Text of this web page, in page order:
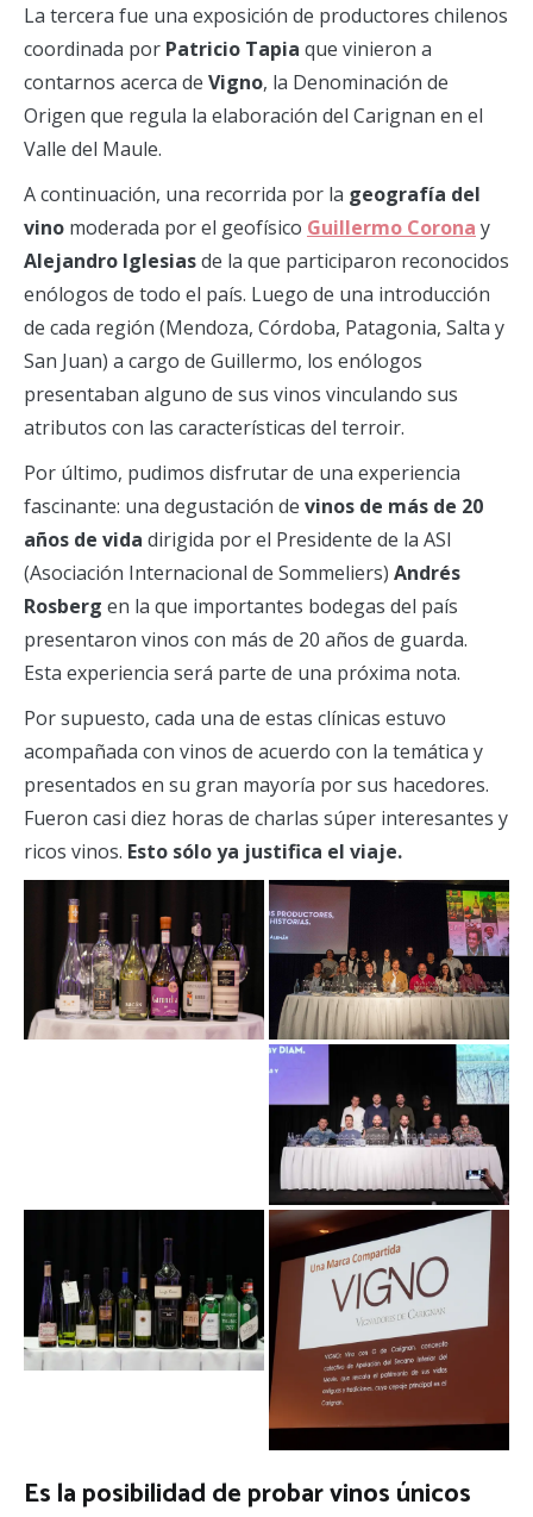
La tercera fue una exposición de productores chilenos
coordinada por Patricio Tapia que vinieron a
contarnos acerca de Vigno, la Denominación de
Origen que regula la elaboración del Carignan en el
Valle del Maule.
A continuación, una recorrida por la geografía del
vino moderada por el geofísico Guillermo Corona y
Alejandro Iglesiasde la que participaron reconocidos
enólogos de todo el país. Luego de una introducción
de cada región (Mendoza, Córdoba, Patagonia, Salta y
San Juan) a cargo de Guillermo, los enólogos
presentaban alguno de sus vinos vinculando sus
atributos con las características del terroir.
Por último, pudimos disfrutar de una experiencia
fascinante: una degustación de vinos de más de 20
años de vida dirigida por el Presidente de la ASI
(Asociación Internacional de Sommeliers) Andrés
Rosberg en la que importantes bodegas del país
presentaron vinos con más de 20 años de guarda.
Esta experiencia será parte de una próxima nota.
Por supuesto, cada una de estas clínicas estuvo
acompañada con vinos de acuerdo con la temática y
presentados en su gran mayoría por sus hacedores.
Fueron casi diez horas de charlas súper interesantes y
ricos vinos. Esto sólo ya justifica el viaje.
Es la posibilidad de probar vinos únicos